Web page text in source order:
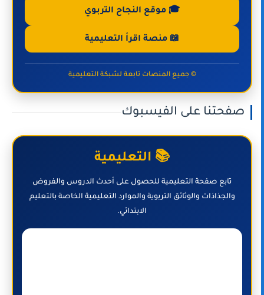
🎓 موقع النجاح التربوي
📖 منصة اقرأ التعليمية
© جميع المنصات تابعة لشبكة التعليمية
صفحتنا على الفيسبوك
📚 التعليمية
تابع صفحة التعليمية للحصول على أحدث الدروس والفروض
والجذاذات والوثائق التربوية والموارد التعليمية الخاصة بالتعليم
الابتدائي.